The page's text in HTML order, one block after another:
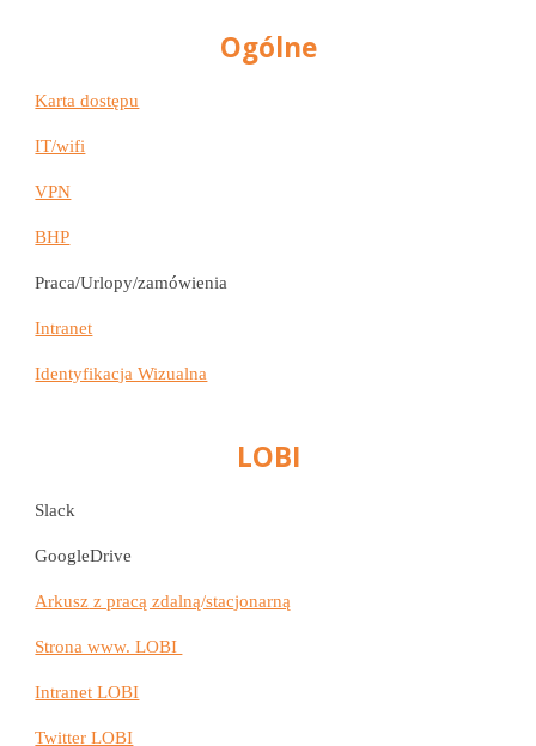
Ogólne
Karta dostępu
IT/wifi
VPN
BHP
Praca/Urlopy/zamówienia
Intranet
Identyfikacja Wizualna
LOBI
Slack
GoogleDrive
Arkusz z pracą zdalną/stacjonarną
Strona www. LOBI
Intranet LOBI
Twitter LOBI